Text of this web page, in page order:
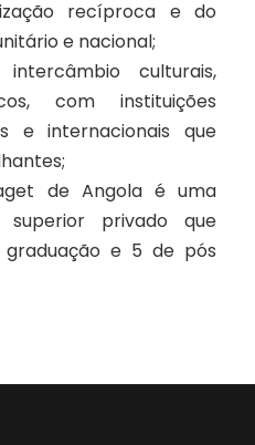
recíproca e do
e nacional;
culturais,
com instituições
e internacionais que
de Angola é uma
superior privado que
e 5 de pós